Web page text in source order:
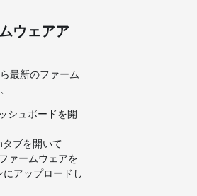
ウェアア
最新のファーム
シュボードを開
ブを開いて
ァームウェアを
アップロードし